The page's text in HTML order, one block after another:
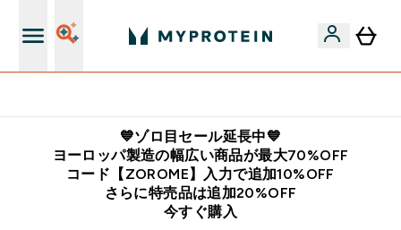
💙ゾロ目セール延長中💙
ヨーロッパ製造の幅広い商品が最大70%OFF
コード【ZOROME】入力で追加10%OFF
さらに特売品は追加20%OFF
今すぐ購入